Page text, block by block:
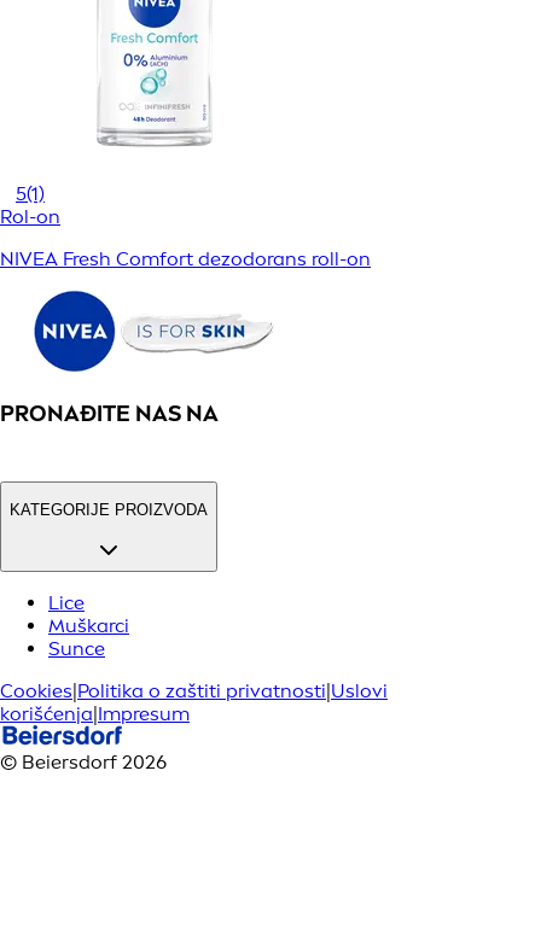
5(1)
Rol-on
NIVEA Fresh Comfort dezodorans roll-on
PRONAĐITE NAS NA
KATEGORIJE PROIZVODA
Lice
Muškarci
Sunce
Cookies|Politika o zaštiti privatnosti|Uslovi
korišćenja|Impresum
© Beiersdorf 2026